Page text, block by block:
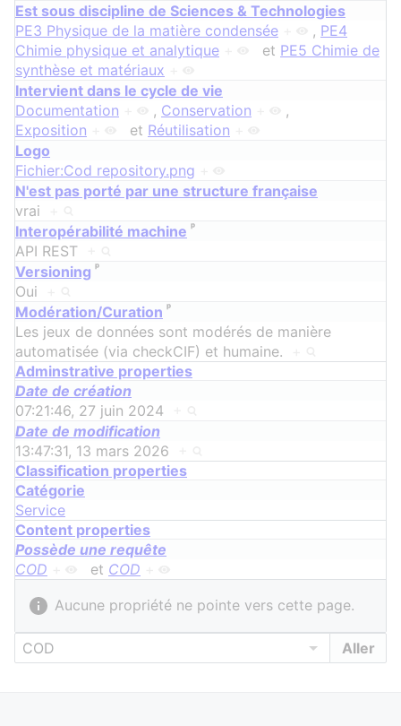
Est sous discipline de Sciences & Technologies
PE3 Physique de la matière condensée
, PE4
Chimie physique et analytique
et PE5 Chimie de
synthèse et matériaux
Intervient dans le cycle de vie
Documentation
, Conservation
,
Exposition
et Réutilisation
Logo
Fichier:Cod repository.png
N'est pas porté par une structure française
vrai
Interopérabilité machine ᵖ
API REST
Versioning ᵖ
Oui
Modération/Curation ᵖ
Les jeux de données sont modérés de manière
automatisée (via checkCIF) et humaine.
Adminstrative properties
Date de création
07:21:46, 27 juin 2024
Date de modification
13:47:31, 13 mars 2026
Classification properties
Catégorie
Service
Content properties
Possède une requête
COD
et COD
Aucune propriété ne pointe vers cette page.